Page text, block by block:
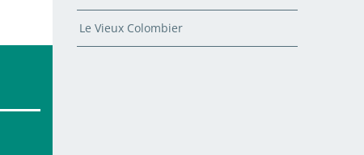
Le Vieux Colombier